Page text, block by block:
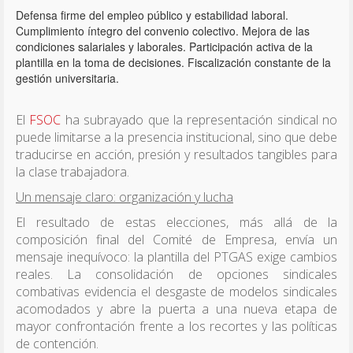
Defensa firme del empleo público y estabilidad laboral.
Cumplimiento íntegro del convenio colectivo. Mejora de las
condiciones salariales y laborales. Participación activa de la
plantilla en la toma de decisiones. Fiscalización constante de la
gestión universitaria.
El FSOC ha subrayado que la representación sindical no
puede limitarse a la presencia institucional, sino que debe
traducirse en acción, presión y resultados tangibles para
la clase trabajadora.
Un mensaje claro: organización y lucha
El resultado de estas elecciones, más allá de la
composición final del Comité de Empresa, envía un
mensaje inequívoco: la plantilla del PTGAS exige cambios
reales. La consolidación de opciones sindicales
combativas evidencia el desgaste de modelos sindicales
acomodados y abre la puerta a una nueva etapa de
mayor confrontación frente a los recortes y las políticas
de contención.